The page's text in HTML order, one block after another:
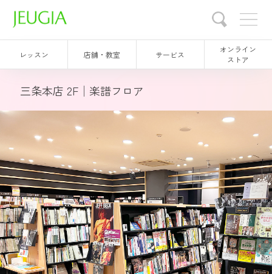
レッスン 店舗・教室 サービス
オンライン
ストア
三条本店 2F│楽譜フロア